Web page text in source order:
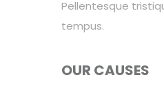
Pellentesque
tempus.
OUR CAUSES